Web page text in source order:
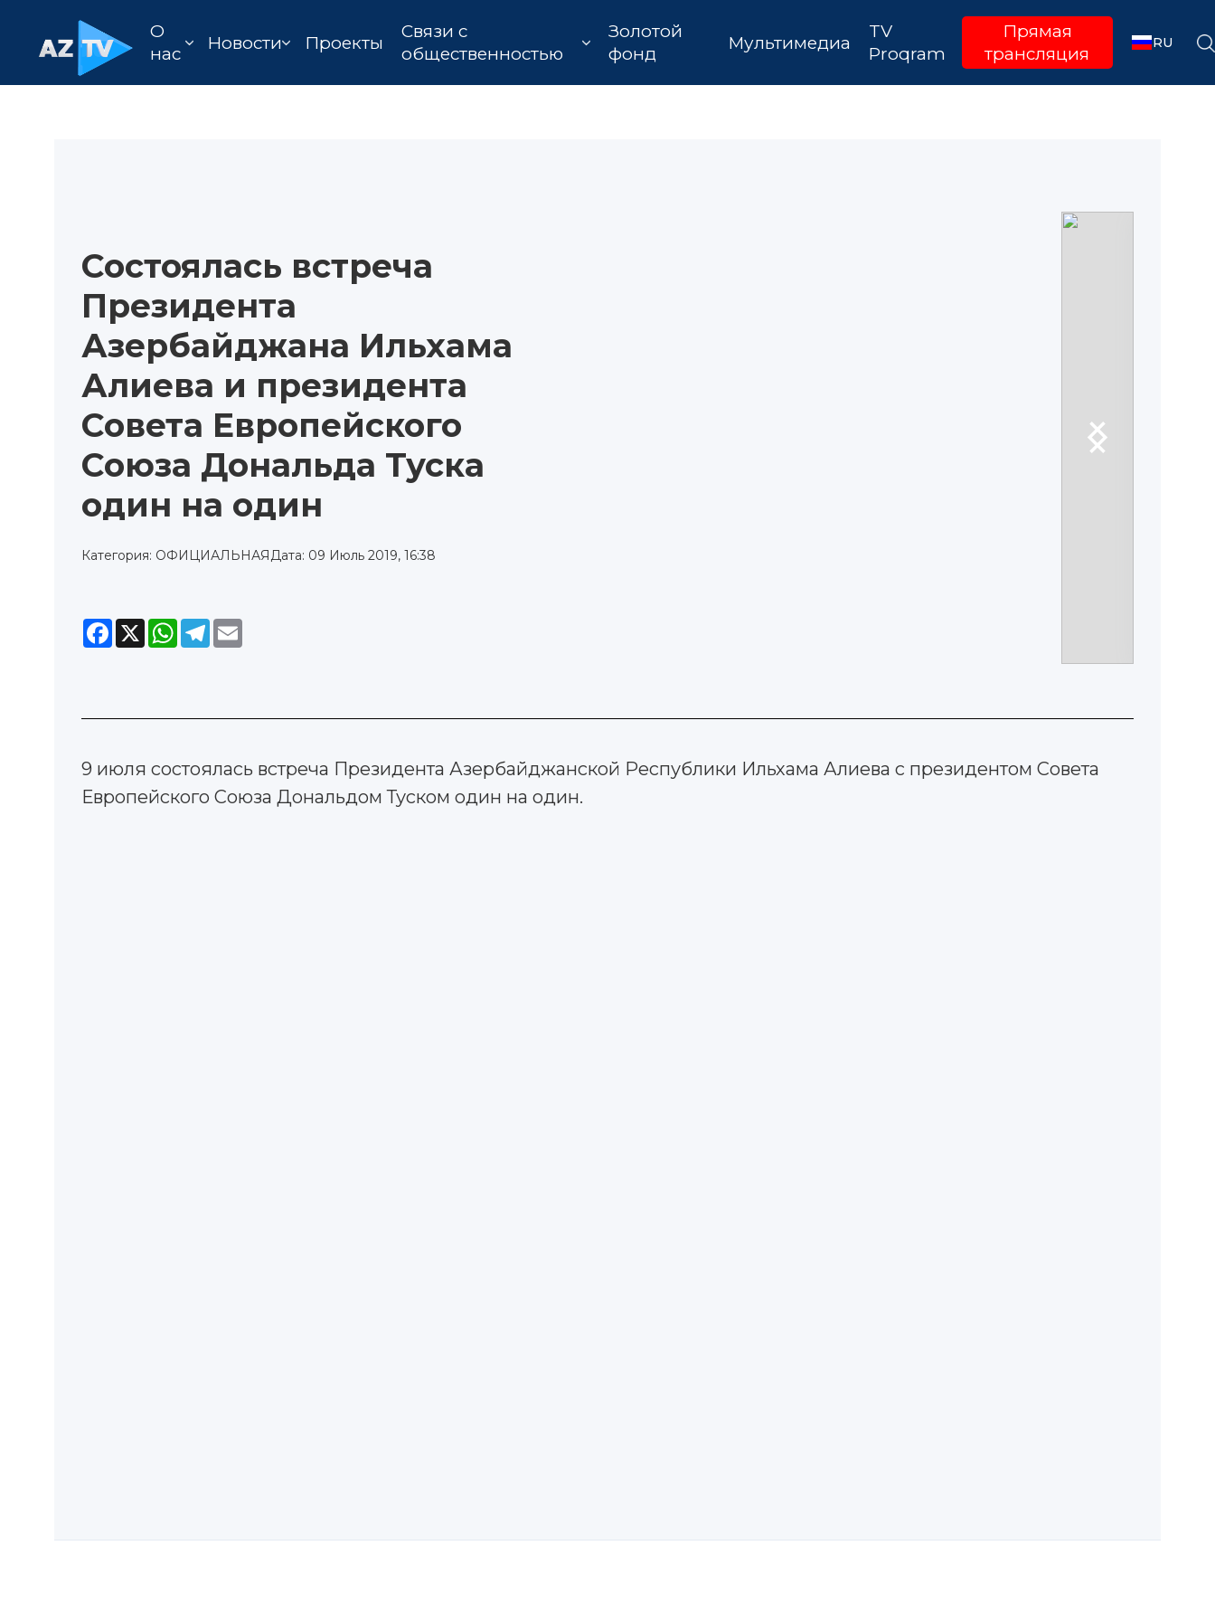
О
нас
Новости Проекты
Связи с
общественностью
Золотой
фонд
Мультимедиа
TV
Proqram
Прямая
трансляция
RU
Состоялась встреча
Президента
Азербайджана Ильхама
Алиева и президента
Совета Европейского
Союза Дональда Туска
один на один
Категория: ОФИЦИАЛЬНАЯДата: 09 Июль 2019, 16:38
Facebook
X WhatsApp
Telegram
9 июля состоялась встреча Президента Азербайджанской Республики Ильхама Алиева с президентом Совета
Европейского Союза Дональдом Туском один на один.